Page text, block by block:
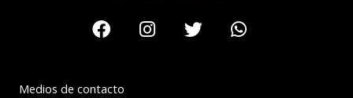
FacebookInstagram
TwitterWhatsapp
Medios de contacto